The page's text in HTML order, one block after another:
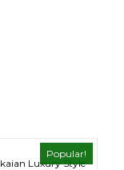
Popular!
Luxury Style